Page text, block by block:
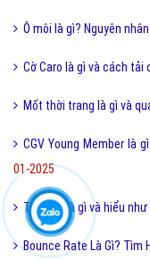
Ô môi là gì? Nguyên
Cờ Caro là gì và cách tải
Mốt thời trang là gì và
CGV Young Member là
01-2025
Tomboy là gì và hiểu
Bounce Rate Là Gì? Tìm